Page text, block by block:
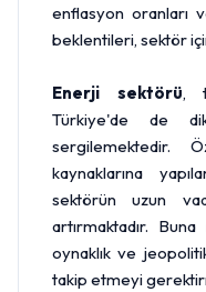
enflasyon oranları
beklentileri, sektör
Enerji sektörü,
Türkiye'de de
sergilemektedir.
kaynaklarına
sektörün uzun
artırmaktadır.
oynaklık ve
takip etmeyi